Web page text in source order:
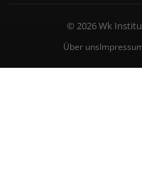
© 2026 Wk
Über uns